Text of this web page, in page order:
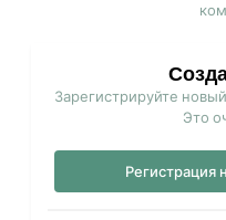
Зарегистрируйте
Это
Регистрация